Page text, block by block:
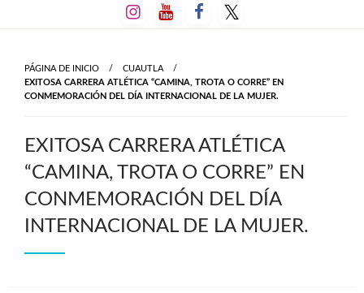
al
PÁGINA DE INICIO
CUAUTLA
EXITOSA CARRERA ATLÉTICA “CAMINA, TROTA O CORRE” EN
CONMEMORACIÓN DEL DÍA INTERNACIONAL DE LA MUJER.
EXITOSA CARRERA ATLÉTICA
“CAMINA, TROTA O CORRE” EN
CONMEMORACIÓN DEL DÍA
INTERNACIONAL DE LA MUJER.